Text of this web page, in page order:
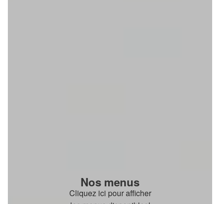
Nos menus
Cliquez ici pour afficher